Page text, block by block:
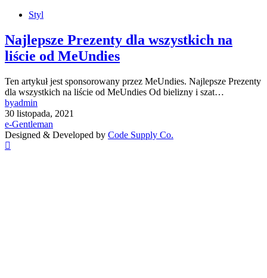
Styl
Najlepsze Prezenty dla wszystkich na
liście od MeUndies
Ten artykuł jest sponsorowany przez MeUndies. Najlepsze Prezenty
dla wszystkich na liście od MeUndies Od bielizny i szat…
byadmin
30 listopada, 2021
e-Gentleman
Designed & Developed by Code Supply Co.